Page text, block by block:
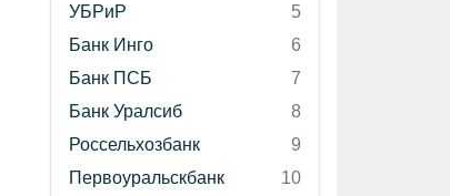
УБРиР
5
Банк Инго
6
Банк ПСБ
7
Банк Уралсиб
8
Россельхозбанк
9
Первоуральскбанк
10